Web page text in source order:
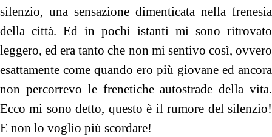
silenzio, una sensazione dimenticata nella frenesia
della città. Ed in pochi istanti mi sono ritrovato
leggero, ed era tanto che non mi sentivo così, ovvero
esattamente come quando ero più giovane ed ancora
non percorrevo le frenetiche autostrade della vita.
Ecco mi sono detto, questo è il rumore del silenzio!
E non lo voglio più scordare!